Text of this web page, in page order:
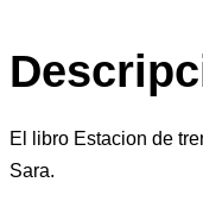
El libro Estacion de
Sara.